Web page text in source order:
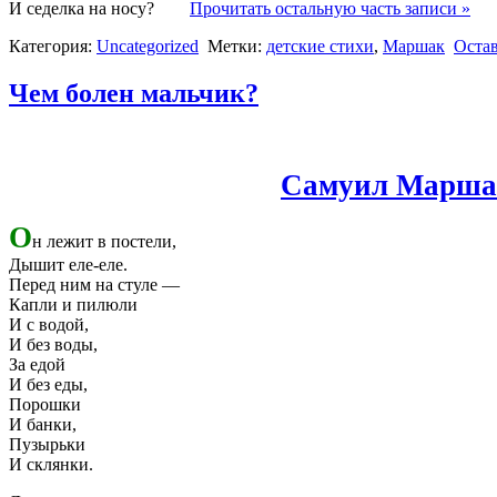
И седелка на носу? Прочитать остальную часть записи »
Категория: Uncategorized Метки: детские стихи, Маршак
Чем болен мальчик?
Самуил
Он лежит в постели,
Дышит еле-еле.
Перед ним на стуле —
Капли и пилюли
И с водой,
И без воды,
За едой
И без еды,
Порошки
И банки,
Пузырьки
И склянки.